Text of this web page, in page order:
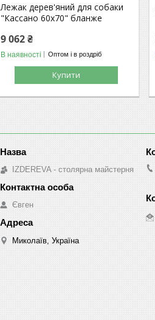
Лежак дерев'яний для собаки
"Кассано 60х70" бланже
9 062 ₴
В наявності Оптом і в роздріб
Купити
IZDEREVA - столярна майстерня
Євген
Миколаїв, Україна